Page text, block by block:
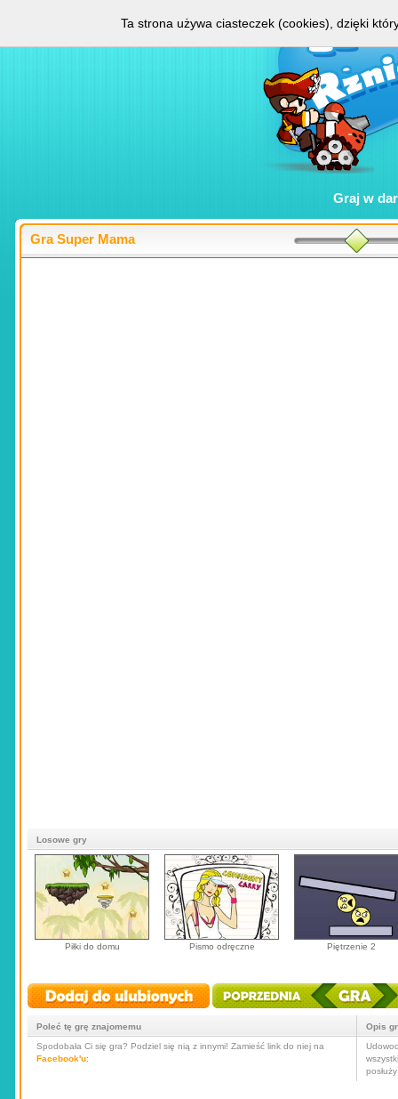
Graj w
Gra Super Mama
Losowe gry
Piłki do domu Pismo odręczne Piętrzenie 2
Poleć tę grę znajomemu
Spodobała Ci się gra? Podziel się nią z innymi! Zamieść link do niej na
Facebook'u:
Opis
Ta strona używa ciasteczek (cookies), dzięki